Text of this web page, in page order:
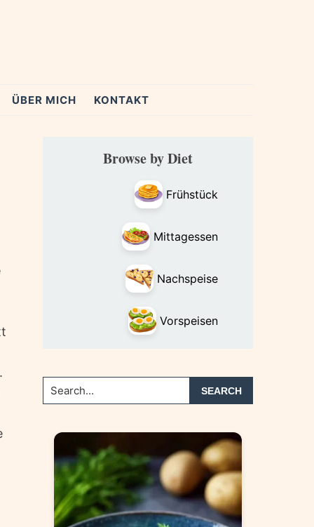
ÜBER MICH KONTAKT
Primary
SidebarBrowse by Diet
Frühstück
Mittagessen
Nachspeise
Vorspeisen
Search...